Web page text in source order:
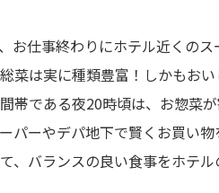
お仕事終わりにホテル近くの
菜は実に種類豊富！しかもお
帯である夜20時頃は、お惣菜
パーやデパ地下で賢くお買い
、バランスの良い食事をホテル